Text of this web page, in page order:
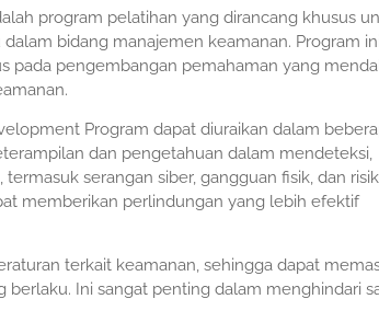
program pelatihan yang dirancang khusus
bidang manajemen keamanan. Program ini
pada pengembangan pemahaman yang
Program dapat diuraikan dalam
dan pengetahuan dalam mendeteksi,
serangan siber, gangguan fisik, dan
memberikan perlindungan yang lebih efektif
terkait keamanan, sehingga dapat
Ini sangat penting dalam menghindari